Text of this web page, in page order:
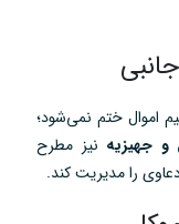
اموال ختم نمی‌شود؛
و جهیزیه نیز مطرح
را مدیریت کند.